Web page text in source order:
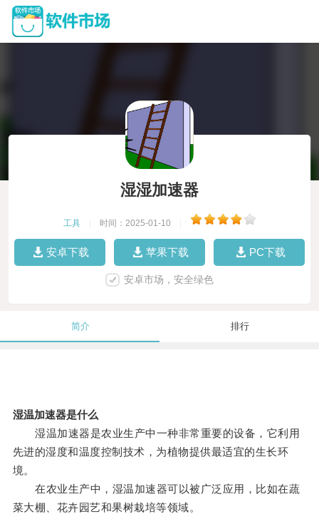
湿湿加速器
工具 时间：2025-01-10
安卓下载 苹果下载 PC下载
安卓市场，安全绿色
简介 排行
湿温加速器是什么
湿温加速器是农业生产中一种非常重要的设备，它利用
先进的湿度和温度控制技术，为植物提供最适宜的生长环
境。
在农业生产中，湿温加速器可以被广泛应用，比如在蔬
菜大棚、花卉园艺和果树栽培等领域。